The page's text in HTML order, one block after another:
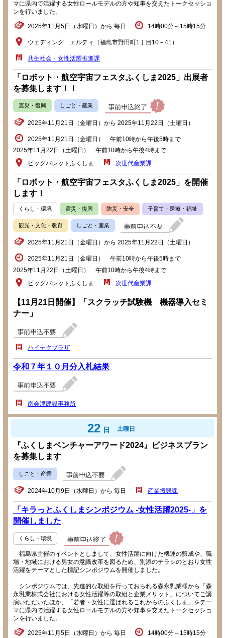
マに県内で活躍する女性ロールモデルの方や知事を交えたトークセッショ
ンを行いました。
2025年11月5日（水曜日）から 毎日 14時00分～15時15分
ウェディング エルティ（福島市野田町1丁目10－41）
共生社会・女性活躍推進課
「ロボット・航空宇宙フェスタふくしま2025」出展者
を募集します！！
震災・復興 しごと・産業
2025年11月21日（金曜日）から 2025年11月22日（土曜日）
2025年11月21日（金曜日） 午前10時から午後5時まで
2025年11月22日（土曜日） 午前10時から午後4時まで
ビッグパレットふくしま
次世代産業課
「ロボット・航空宇宙フェスタふくしま2025」を開催
します！
くらし・環境 震災・復興 防災・安全 子育て・医療・福祉
観光・文化・教育 しごと・産業
2025年11月21日（金曜日）から 2025年11月22日（土曜日）
2025年11月21日（金曜日） 午前10時から午後5時まで
2025年11月22日（土曜日） 午前10時から午後4時まで
ビッグパレットふくしま
次世代産業課
【11月21日開催】「スクラッチ試験機 機器導入セミ
ナー」
ハイテクプラザ
令和７年１０月分入札結果
南会津建設事務所
22 日 土曜日
『ふくしまベンチャーアワード2024』ビジネスプラン
を募集します
しごと・産業
2024年10月9日（水曜日）から 毎日 産業振興課
「キラっとふくしまシンポジウム -女性活躍2025-」を
開催しました
くらし・環境
福島県主催のイベントとしまして、女性活躍に向けた機運の醸成や、職
場・地域における男女の意識改革を図るため、別添のチラシのとおり女性
活躍をテーマとした標記シンポジウムを開催しました。
シンポジウムでは、先進的な取組を行っておられる森永乳業様から「森
永乳業株式会社における女性活躍等の取組と企業メリット」についてご講
演いただいたほか、「若者・女性に選ばれるこれからのふくしま」をテー
マに県内で活躍する女性ロールモデルの方や知事を交えたトークセッショ
ンを行いました。
2025年11月5日（水曜日）から 毎日 14時00分～15時15分